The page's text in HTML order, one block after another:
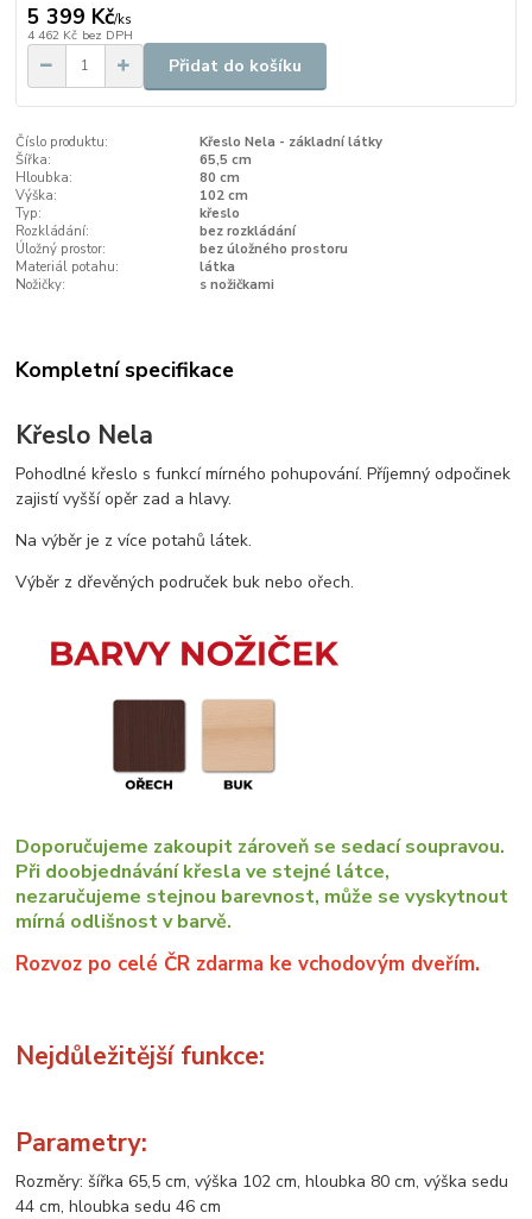
5 399 Kč/ks
4 462 Kč bez DPH
Přidat do košíku
Číslo produktu:
Křeslo Nela - základní látky
Šířka:
65,5 cm
Hloubka:
80 cm
Výška:
102 cm
Typ:
křeslo
Rozkládání:
bez rozkládání
Úložný prostor:
bez úložného prostoru
Materiál potahu:
látka
Nožičky:
s nožičkami
Kompletní specifikace
Křeslo Nela
Pohodlné křeslo s funkcí mírného pohupování. Příjemný odpočinek
zajistí vyšší opěr zad a hlavy.
Na výběr je z více potahů látek.
Výběr z dřevěných područek buk nebo ořech.
Doporučujeme zakoupit zároveň se sedací soupravou.
Při doobjednávání křesla ve stejné látce,
nezaručujeme stejnou barevnost, může se vyskytnout
mírná odlišnost v barvě.
Rozvoz po celé ČR zdarma ke vchodovým dveřím.
Nejdůležitější funkce:
Parametry:
Rozměry: šířka 65,5 cm, výška 102 cm, hloubka 80 cm, výška sedu
44 cm, hloubka sedu 46 cm